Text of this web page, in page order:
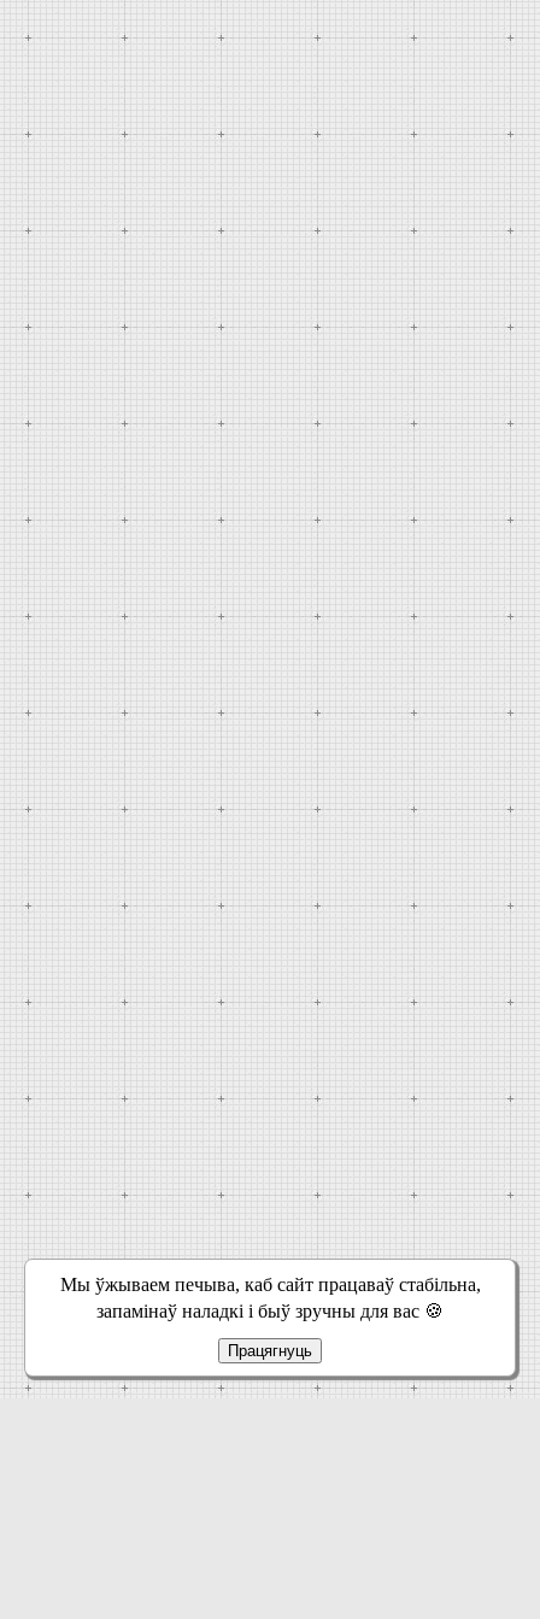
Мы ўжываем печыва, каб сайт працаваў стабільна,
запамінаў наладкі і быў зручны для вас 🍪
Працягнуць